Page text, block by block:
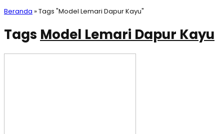
Beranda »Tags "Model Lemari Dapur Kayu"
Tags Model Lemari Dapur Kayu